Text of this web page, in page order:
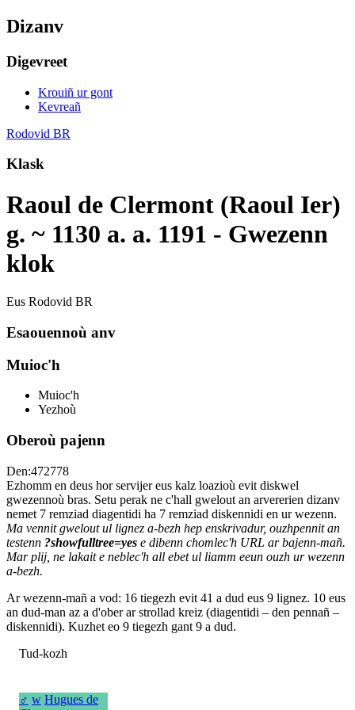
Dizanv
Digevreet
Krouiñ ur gont
Kevreañ
Rodovid BR
Klask
Raoul de Clermont (Raoul Ier)
g. ~ 1130 a. a. 1191 - Gwezenn
klok
Eus Rodovid BR
Esaouennoù anv
Muioc'h
Muioc'h
Yezhoù
Oberoù pajenn
Den:472778
Ezhomm en deus hor servijer eus kalz loazioù evit diskwel
gwezennoù bras. Setu perak ne c'hall gwelout an arvererien dizanv
nemet 7 remziad diagentidi ha 7 remziad diskennidi en ur wezenn.
Ma vennit gwelout ul lignez a-bezh hep enskrivadur, ouzhpennit an
testenn ?showfulltree=yes e dibenn chomlec'h URL ar bajenn-mañ.
Mar plij, ne lakait e neblec'h all ebet ul liamm eeun ouzh ur wezenn
a-bezh.
Ar wezenn-mañ a vod: 16 tiegezh evit 41 a dud eus 9 lignez. 10 eus
an dud-man az a d'ober ar strollad kreiz (diagentidi – den pennañ –
diskennidi). Kuzhet eo 9 tiegezh gant 9 a dud.
Tud-kozh
♂ w Hugues de